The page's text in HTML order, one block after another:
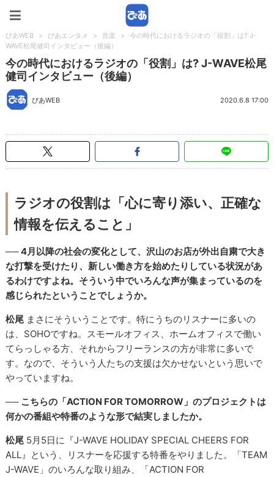
ぴあWEB > ぴあエンタメ > 音楽 >
今の時代におけるラジオの「役割」は? J-
WAVE松尾健司インタビュー（後編）
今の時代におけるラジオの「役割」は? J-WAVE松尾
健司インタビュー（後編）
ぴあWEB 2020.6.8 17:00
ラジオの役割は「心に寄り添い、正確な
情報を伝えること」
── 4月以降の社会の変化として、沢山のお店が外出自粛で大き
な打撃を受けたり、新しい働き方を始めたりしている状況があ
るわけですよね。そういう中でいろんな声が集まっているのを
感じられたということでしょうか。
松尾 まさにそういうことです。特にうちのリスナーに多いの
は、SOHOですね。スモールオフィス、ホームオフィスで働い
てらっしゃる方、それからフリーランスの方が非常に多いで
す。なので、そういう人たちの支援は欠かせないという思いで
やっていますね。
── こちらの「ACTION FOR TOMORROW」のプロジェクトは
何かの番組や特番のような形で結実しましたか。
松尾 5月5日に『J-WAVE HOLIDAY SPECIAL CHEERS FOR
ALL』という、リスナーを応援する特番をやりました。「TEAM
J-WAVE」のいろんな取り組み、「ACTION FOR